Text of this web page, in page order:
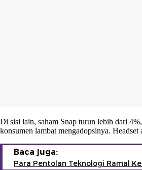
Di sisi lain, saham Snap turun lebih dari
konsumen lambat mengadopsinya.
Baca juga:
Para Pentolan Teknologi Ramal